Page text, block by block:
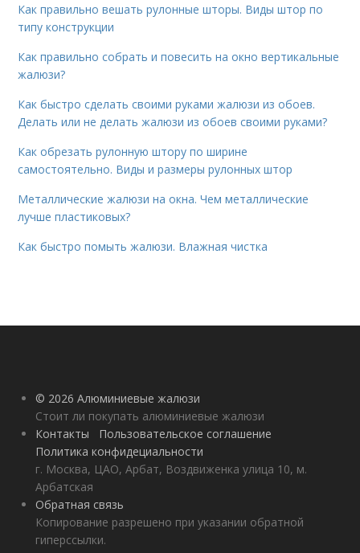
Как правильно вешать рулонные шторы. Виды штор по
типу конструкции
Как правильно собрать и повесить на окно вертикальные
жалюзи?
Как быстро сделать своими руками жалюзи из обоев.
Делать или не делать жалюзи из обоев своими руками?
Как обрезать рулонную штору по ширине
самостоятельно. Виды и размеры рулонных штор
Металлические жалюзи на окна. Чем металлические
лучше пластиковых?
Как быстро помыть жалюзи. Влажная чистка
© 2026 Алюминиевые жалюзи
Стоит ли покупать алюминиевые жалюзи
Контакты
Пользовательское соглашение
Политика конфидециальности
г. Москва, ЦАО, Арбат, Воздвиженка улица 10, м.
Арбатская
Обратная связь
Копирование разрешено при указании обратной
гиперссылки.